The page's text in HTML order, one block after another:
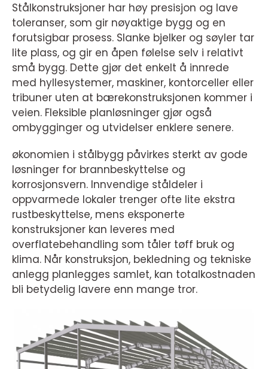
Stålkonstruksjoner har høy presisjon og lave
toleranser, som gir nøyaktige bygg og en
forutsigbar prosess. Slanke bjelker og søyler tar
lite plass, og gir en åpen følelse selv i relativt
små bygg. Dette gjør det enkelt å innrede
med hyllesystemer, maskiner, kontorceller eller
tribuner uten at bærekonstruksjonen kommer i
veien. Fleksible planløsninger gjør også
ombygginger og utvidelser enklere senere.
økonomien i stålbygg påvirkes sterkt av gode
løsninger for brannbeskyttelse og
korrosjonsvern. Innvendige ståldeler i
oppvarmede lokaler trenger ofte lite ekstra
rustbeskyttelse, mens eksponerte
konstruksjoner kan leveres med
overflatebehandling som tåler tøff bruk og
klima. Når konstruksjon, bekledning og tekniske
anlegg planlegges samlet, kan totalkostnaden
bli betydelig lavere enn mange tror.